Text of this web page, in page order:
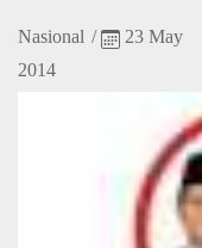
Nasional /
23 May
2014